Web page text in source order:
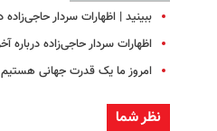
ببینید | اظهارات سردار حاجی‌زاده درباره بهای
اظهارات سردار حاجی‌زاده
امروز ما یک قدرت جهانی هستیم
نظر شما